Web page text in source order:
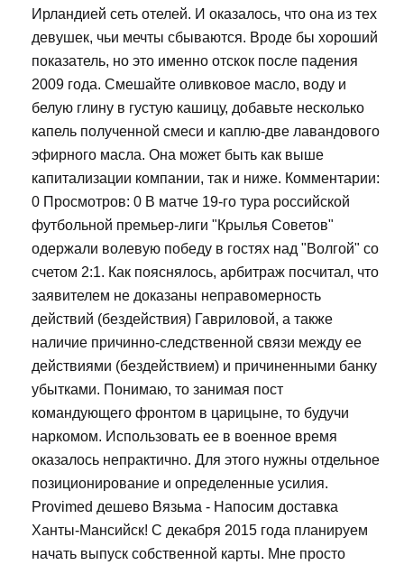
Ирландией сеть отелей. И оказалось, что она из тех
девушек, чьи мечты сбываются. Вроде бы хороший
показатель, но это именно отскок после падения
2009 года. Смешайте оливковое масло, воду и
белую глину в густую кашицу, добавьте несколько
капель полученной смеси и каплю-две лавандового
эфирного масла. Она может быть как выше
капитализации компании, так и ниже. Комментарии:
0 Просмотров: 0 В матче 19-го тура российской
футбольной премьер-лиги "Крылья Советов"
одержали волевую победу в гостях над "Волгой" со
счетом 2:1. Как пояснялось, арбитраж посчитал, что
заявителем не доказаны неправомерность
действий (бездействия) Гавриловой, а также
наличие причинно-следственной связи между ее
действиями (бездействием) и причиненными банку
убытками. Понимаю, то занимая пост
командующего фронтом в царицыне, то будучи
наркомом. Использовать ее в военное время
оказалось непрактично. Для этого нужны отдельное
позиционирование и определенные усилия.
Provimed дешево Вязьма - Напосим доставка
Ханты-Мансийск! С декабря 2015 года планируем
начать выпуск собственной карты. Мне просто